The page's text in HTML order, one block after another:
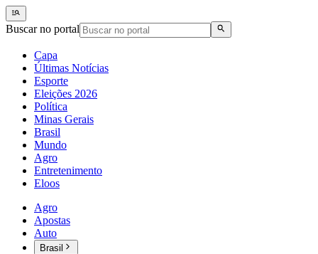
Buscar no portal
Capa
Últimas Notícias
Esporte
Eleições 2026
Política
Minas Gerais
Brasil
Mundo
Agro
Entretenimento
Eloos
Agro
Apostas
Auto
Brasil